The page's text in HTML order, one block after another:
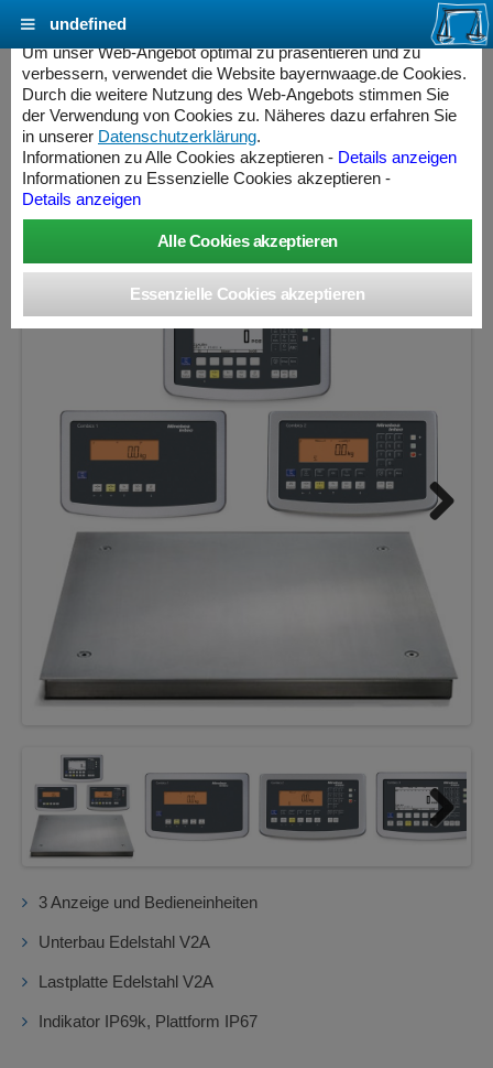
MINEBEA INTEC Combics Plattformwaage 4-
1500WR-BCE Edelstahl V2A
Wägebereich: 1500 kg, Ablesbarkeit: 500 g, Eichschritt: 500
g, eichfähig
Next
3 Anzeige und Bedieneinheiten
Unterbau Edelstahl V2A
Lastplatte Edelstahl V2A
Indikator IP69k, Plattform IP67
Cookie Einstellungen - bayernwaage.de
Um unser Web-Angebot optimal zu präsentieren und zu
verbessern, verwendet die Website bayernwaage.de Cookies.
Durch die weitere Nutzung des Web-Angebots stimmen Sie
der Verwendung von Cookies zu. Näheres dazu erfahren Sie
in unserer Datenschutzerklärung.
Informationen zu Alle Cookies akzeptieren - Details anzeigen
Informationen zu Essenzielle Cookies akzeptieren -
Details anzeigen
undefined
Controller